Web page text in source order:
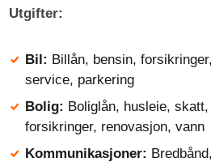
Utgifter:
Bil: Billån, bensin,
service, parkering
Bolig: Boliglån, husleie,
forsikringer, renovasjon, vann
Kommunikasjoner: